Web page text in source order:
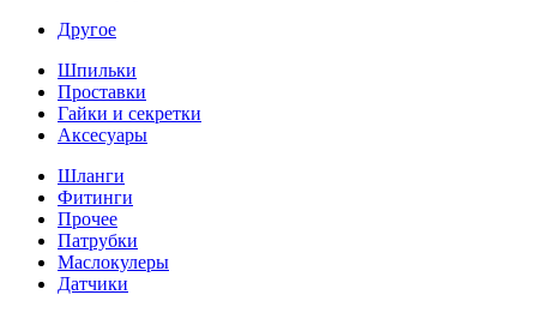
Другое
Шпильки
Проставки
Гайки и секретки
Аксесуары
Шланги
Фитинги
Прочее
Патрубки
Маслокулеры
Датчики